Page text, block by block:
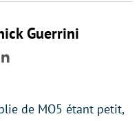
Guerrini
LinkedIn
de MO5 étant petit,